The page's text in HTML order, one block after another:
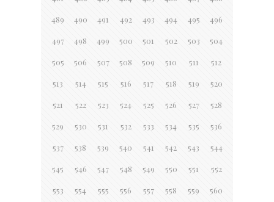
489 490 491 492 493 494 495 496
497 498 499 500 501 502 503 504
505 506 507 508 509 510 511 512
513 514 515 516 517 518 519 520
521 522 523 524 525 526 527 528
529 530 531 532 533 534 535 536
537 538 539 540 541 542 543 544
545 546 547 548 549 550 551 552
553 554 555 556 557 558 559 560